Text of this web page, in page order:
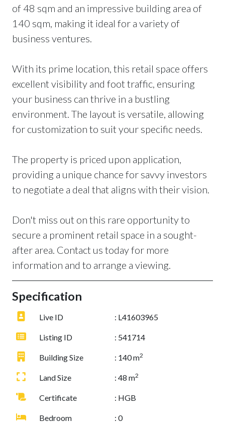
of 48 sqm and an impressive building area of
140 sqm, making it ideal for a variety of
business ventures.
With its prime location, this retail space offers
excellent visibility and foot traffic, ensuring
your business can thrive in a bustling
environment. The layout is versatile, allowing
for customization to suit your specific needs.
The property is priced upon application,
providing a unique chance for savvy investors
to negotiate a deal that aligns with their vision.
Don't miss out on this rare opportunity to
secure a prominent retail space in a sought-
after area. Contact us today for more
information and to arrange a viewing.
Specification
Live ID : L41603965
Listing ID : 541714
Building Size : 140 m2
Land Size : 48 m2
Certificate : HGB
Bedroom : 0